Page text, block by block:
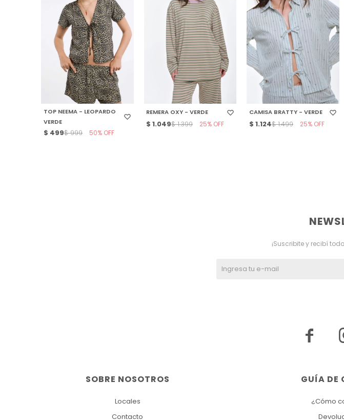
SELECCIONAR TALLE
TOP NEEMA - LEOPARDO
VERDE
$ 499$ 999 50
SELECCIONAR TALLE
REMERA OXY - VERDE
$ 1.049$ 1.399 25
SELECCIONAR TALLE
CAMISA BRATTY - VERDE
$ 1.124$ 1.499 25
GUÍA DE
¿Cómo
SOBRE NOSOTROS
Locales
Contacto
¡Suscribite y recibí
